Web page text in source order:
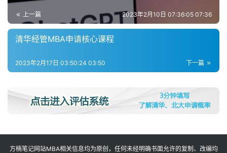
请
公
开
课
M
A
上一篇 2023年2月10日 07:36:05 07:36
清华经管MBA申请核心课程
下一篇
2023年2月17日 03:50:24 03:50
方楠笔记网站MBA相关信息均为原创，任何未经明确书面允许的复制、改编均